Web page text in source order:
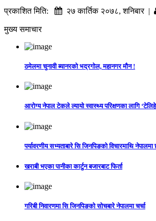
प्रकाशित मिति:
२७ कार्तिक २०७८, शनिबार |
मुख्य समाचार
ठमेलमा चुनावी ब्यानरको भद्रगोल, महानगर मौन !
आरोग्य नेपाल टेकले ल्यायो स्वास्थ्य परिक्षणका लागि
पर्यावरणीय सभ्यताबारे सि जिनपिङको विचारमाथि
खराबी भएका पानीका कार्टुन बजारबाट फिर्ता
गरिबी निवारणमा सि जिनपिङको सोचबारे नेपालमा चर्चा